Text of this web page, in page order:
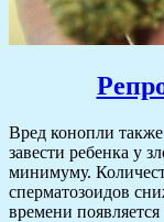
Вред конопли
завести ребенка у
минимуму.
сперматозоидов
времени